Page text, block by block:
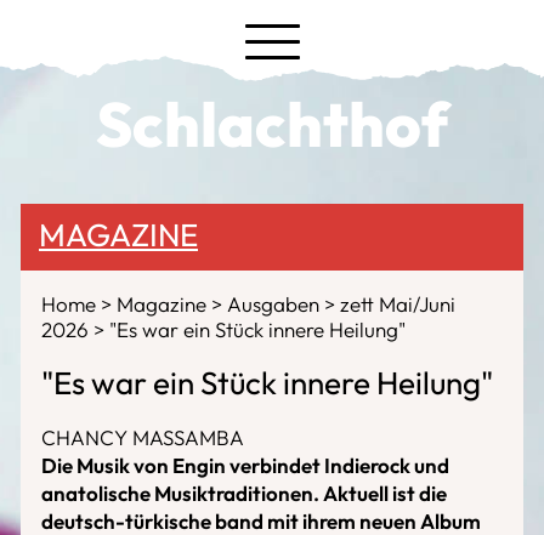
Schlachthof
MAGAZINE
Home Magazine Ausgaben
zett Mai/Juni
2026
"Es war ein Stück innere Heilung"
"Es war ein Stück innere Heilung"
CHANCY MASSAMBA
Die Musik von Engin verbindet Indierock und
anatolische Musiktraditionen. Aktuell ist die
deutsch-türkische band mit ihrem neuen Album